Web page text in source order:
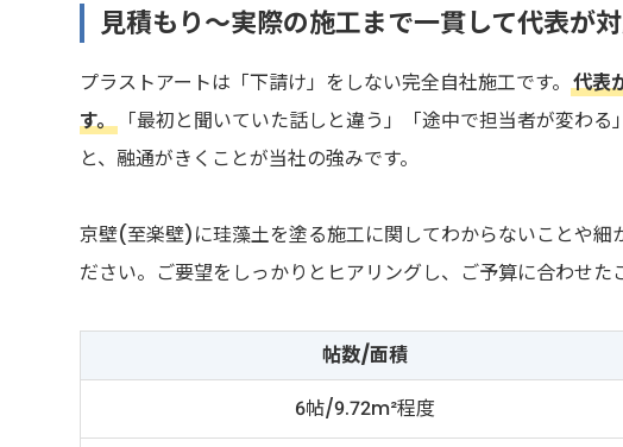
見積もり～実際の施工まで一貫して代表が
プラストアートは「下請け」をしない完全自社施工です。代表
す。 「最初と聞いていた話しと違う」「途中で担当者が変わ
と、融通がきくことが当社の強みです。
京壁(至楽壁)に珪藻土を塗る施工に関してわからないことや細
ださい。ご要望をしっかりとヒアリングし、ご予算に合わせた
帖数/面積
6帖/9.72m²程度